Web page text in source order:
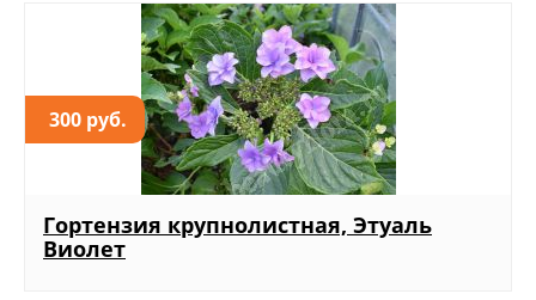
300 руб.
Гортензия крупнолистная, Этуаль
Виолет